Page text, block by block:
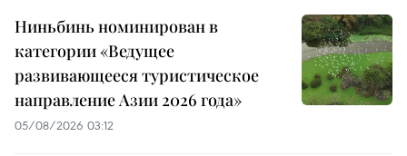
Ниньбинь номинирован в
категории «Ведущее
развивающееся туристическое
направление Азии 2026 года»
05/08/2026 03:12